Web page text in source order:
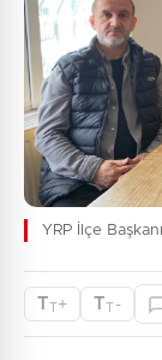
YRP İlçe
TT+ TT -